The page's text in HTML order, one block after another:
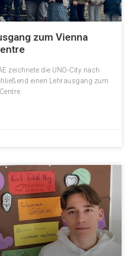
zum Vienna
zeichnete die UNO-City nach
einen Lehrausgang zum